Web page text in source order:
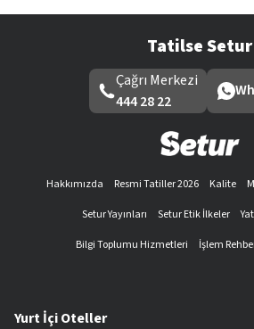
Tatilse Setur
Çağrı Merkezi
444 28 22
Hakkımızda Resmi Tatiller 2026 Kalite
Setur Yayınları
Setur Etik İlkeler
Bilgi Toplumu Hizmetleri
İşlem
Yurt İçi Oteller